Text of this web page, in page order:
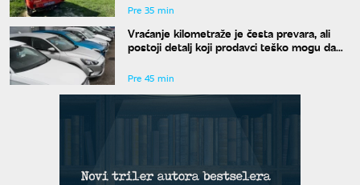
Pre 35 min
Vraćanje kilometraže je česta prevara, ali
postoji detalj koji prodavci teško mogu da
Pre 45 min